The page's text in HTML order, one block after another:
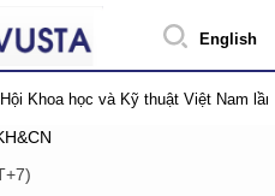
English
Khoa học và Kỹ thuật Việt Nam